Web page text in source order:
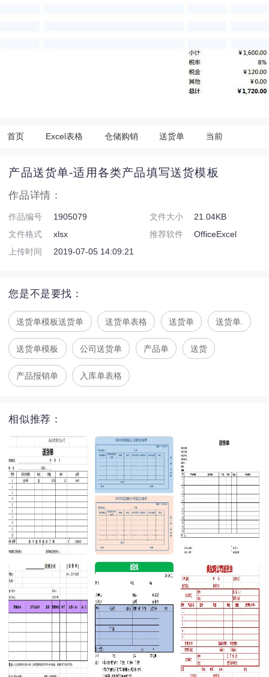
首页 Excel表格 仓储购销 送货单 当前
产品送货单-适用各类产品填写送货模板
作品详情：
作品编号 1905079 文件大小
21.04KB
文件格式
xlsx 推荐软件
OfficeExcel
上传时间
2019-07-05 14:09:21
您是不是要找：
送货单模板送货单 送货单表格 送货单 送货单.
送货单模板 公司送货单 产品单 送货
产品报销单 入库单表格
相似推荐：